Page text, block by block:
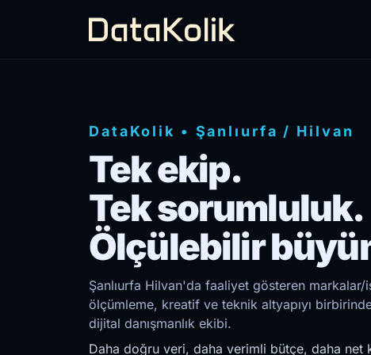
DataKolik • Şanlıurfa / Hilvan
Tek ekip.
Tek sorumluluk.
Ölçülebilir
Şanlıurfa Hilvan'da faaliyet gösteren
ölçümleme, kreatif ve teknik altyapıyı
dijital danışmanlık ekibi.
Daha doğru veri, daha verimli bütçe, daha net